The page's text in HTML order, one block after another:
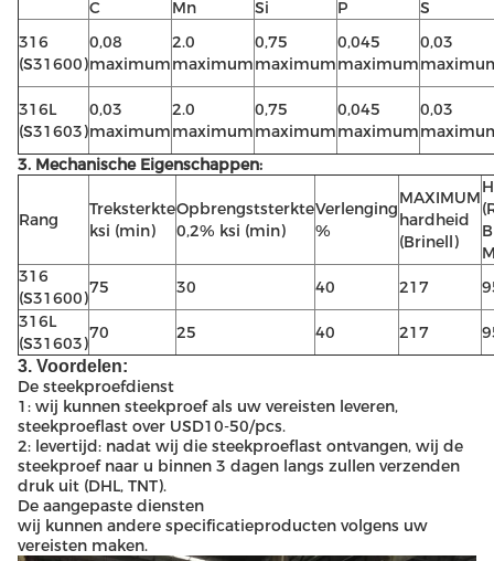
C
Mn Si P
S
316
(S31600)
0,08
maximum
2.0
maximum
0,75
maximum
0,045
maximum
0,03
316L
(S31603)
0,03
maximum
2.0
maximum
0,75
maximum
0,045
maximum
0,03
3. Mechanische Eigenschappen:
Rang
Treksterkte
ksi (min)
Opbrengststerkte
0,2% ksi (min)
Verlenging
%
MAXIMUM
hardheid
(Brinell)
316
(S31600)
75 30 40 217
316L
(S31603)
70 25 40 217
3. Voordelen:
De steekproefdienst
1: wij kunnen steekproef als uw vereisten leveren,
steekproeflast over USD10-50/pcs.
2: levertijd: nadat wij die steekproeflast ontvangen, wij de
steekproef naar u binnen 3 dagen langs zullen verzenden
druk uit (DHL, TNT).
De aangepaste diensten
wij kunnen andere specificatieproducten volgens uw
vereisten maken.